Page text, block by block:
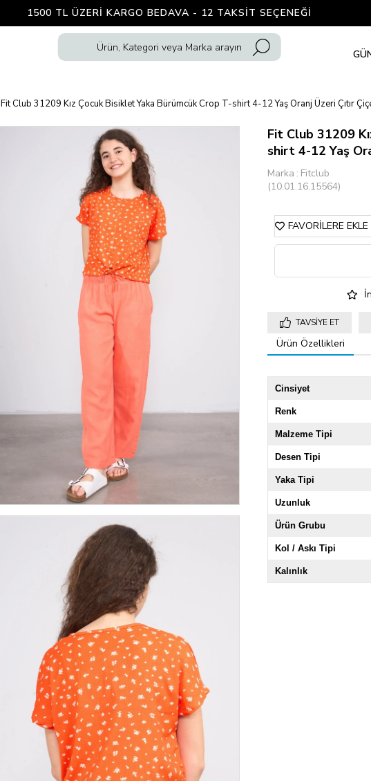
1500 TL ÜZERI KARGO BEDAVA - 12 TAKSIT SEÇENEĞI
Fit Club 31209 Kız Çocuk Bisiklet Yaka Bürümcük Crop T-shirt 4-12 Yaş Oranj Üzeri Çıtır
Fit Club 31209
shirt 4-12 Yaş
Marka : Fitclub
(10.01.16.15564)
FAVORILERE EKLE
TAVSIYE ET
Ürün Özellikleri
Cinsiyet
Renk
Malzeme Tipi
Desen Tipi
Yaka Tipi
Uzunluk
Ürün Grubu
Kol / Askı Tipi
Kalınlık